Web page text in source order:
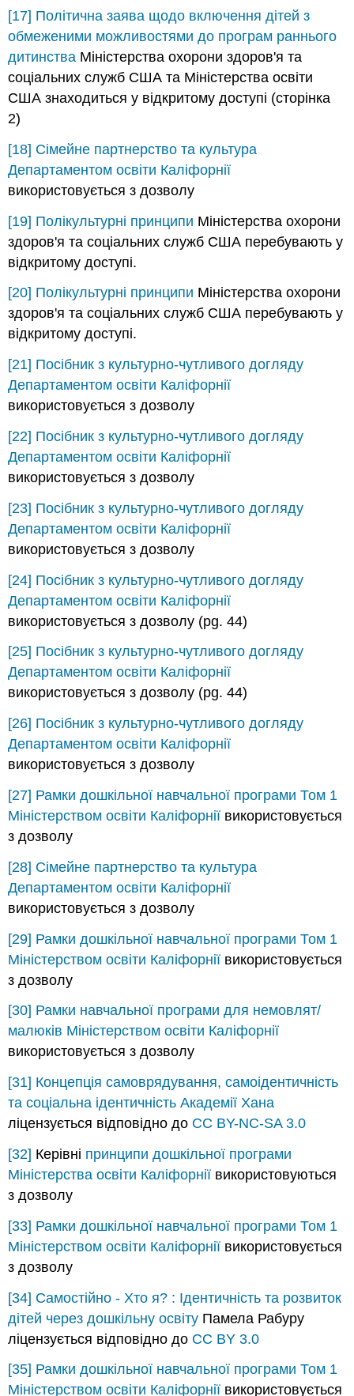
[17] Політична заява щодо включення дітей з
обмеженими можливостями до програм раннього
дитинства Міністерства охорони здоров'я та
соціальних служб США та Міністерства освіти
США знаходиться у відкритому доступі (сторінка
2)
[18] Сімейне партнерство та культура
Департаментом освіти Каліфорнії
використовується з дозволу
[19] Полікультурні принципи Міністерства охорони
здоров'я та соціальних служб США перебувають у
відкритому доступі.
[20] Полікультурні принципи Міністерства охорони
здоров'я та соціальних служб США перебувають у
відкритому доступі.
[21] Посібник з культурно-чутливого догляду
Департаментом освіти Каліфорнії
використовується з дозволу
[22] Посібник з культурно-чутливого догляду
Департаментом освіти Каліфорнії
використовується з дозволу
[23] Посібник з культурно-чутливого догляду
Департаментом освіти Каліфорнії
використовується з дозволу
[24] Посібник з культурно-чутливого догляду
Департаментом освіти Каліфорнії
використовується з дозволу (pg. 44)
[25] Посібник з культурно-чутливого догляду
Департаментом освіти Каліфорнії
використовується з дозволу (pg. 44)
[26] Посібник з культурно-чутливого догляду
Департаментом освіти Каліфорнії
використовується з дозволу
[27] Рамки дошкільної навчальної програми Том 1
Міністерством освіти Каліфорнії використовується
з дозволу
[28] Сімейне партнерство та культура
Департаментом освіти Каліфорнії
використовується з дозволу
[29] Рамки дошкільної навчальної програми Том 1
Міністерством освіти Каліфорнії використовується
з дозволу
[30] Рамки навчальної програми для немовлят/
малюків Міністерством освіти Каліфорнії
використовується з дозволу
[31] Концепція самоврядування, самоідентичність
та соціальна ідентичність Академії Хана
ліцензується відповідно до CC BY-NC-SA 3.0
[32] Керівні принципи дошкільної програми
Міністерства освіти Каліфорнії використовуються
з дозволу
[33] Рамки дошкільної навчальної програми Том 1
Міністерством освіти Каліфорнії використовується
з дозволу
[34] Самостійно - Хто я? : Ідентичність та розвиток
дітей через дошкільну освіту Памела Рабуру
ліцензується відповідно до CC BY 3.0
[35] Рамки дошкільної навчальної програми Том 1
Міністерством освіти Каліфорнії використовується